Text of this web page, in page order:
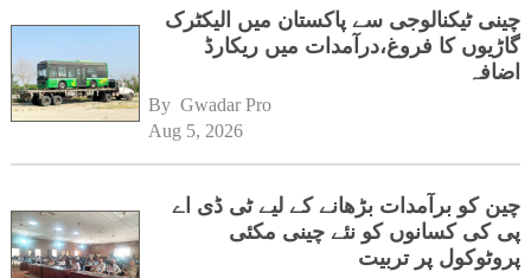
چینی ٹیکنالوجی سے پاکستان میں الیکٹرک
گاڑیوں کا فروغ،درآمدات میں ریکارڈ
اضافہ
By Gwadar Pro
Aug 5, 2026
چین کو برآمدات بڑھانے کے لیے ٹی ڈی اے
پی کی کسانوں کو نئے چینی مکئی
پروٹوکول پر تربیت